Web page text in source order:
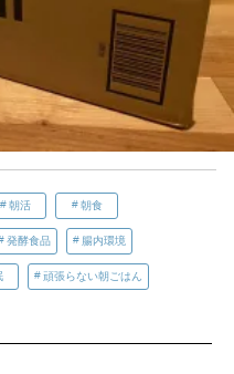
朝活 朝食
発酵食品 腸内環境
頑張らない朝ごはん